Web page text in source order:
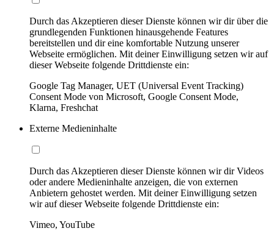
Durch das Akzeptieren dieser Dienste können wir dir über die
grundlegenden Funktionen hinausgehende Features
bereitstellen und dir eine komfortable Nutzung unserer
Webseite ermöglichen. Mit deiner Einwilligung setzen wir auf
dieser Webseite folgende Drittdienste ein:
Google Tag Manager, UET (Universal Event Tracking)
Consent Mode von Microsoft, Google Consent Mode,
Klarna, Freshchat
Externe Medieninhalte
Durch das Akzeptieren dieser Dienste können wir dir Videos
oder andere Medieninhalte anzeigen, die von externen
Anbietern gehostet werden. Mit deiner Einwilligung setzen
wir auf dieser Webseite folgende Drittdienste ein:
Vimeo, YouTube